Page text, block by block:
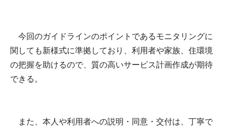
今回のガイドラインのポイントであるモニタリングに
関しても新様式に準拠しており、利用者や家族、住環境
の把握を助けるので、質の高いサービス計画作成が期待
できる。
また、本人や利用者への説明・同意・交付は、丁寧で